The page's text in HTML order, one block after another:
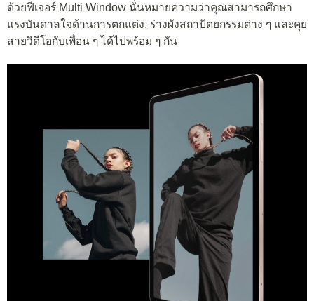
ด้วยฟีเจอร์ Multi Window นั่นหมายความว่าคุณสามารถศึกษา
แรงบันดาลใจด้านการตกแต่ง, ร่างผังสถาปัตยกรรมต่าง ๆ และคุย
สายวิดีโอกับเพื่อน ๆ ได้ไปพร้อม ๆ กัน